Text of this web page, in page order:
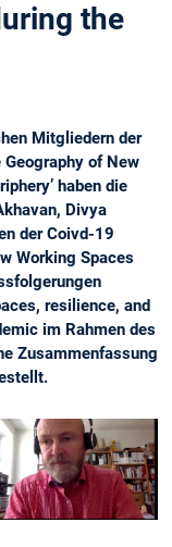
the
Mitgliedern der
of New
haben die
Divya
der Coivd-19
Working Spaces
resilience, and
im Rahmen des
Zusammenfassung